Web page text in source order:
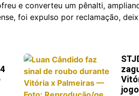
e converteu um pênalti,
foi expulso por reclamação,